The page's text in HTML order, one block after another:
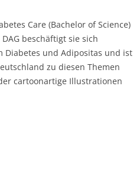
Care (Bachelor of Science)
beschäftigt sie sich
und Adipositas und ist
zu diesen Themen
cartoonartige Illustrationen